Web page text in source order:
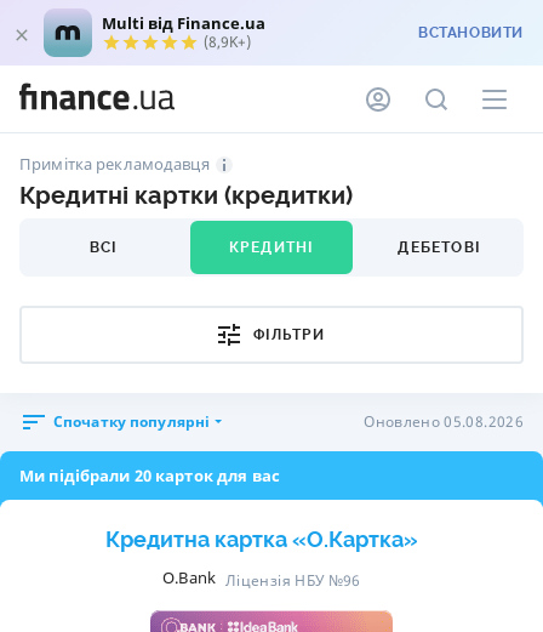
Multi від Finance.ua
(8,9K+) ВСТАНОВИТИ
Примітка рекламодавця
Кредитні картки (кредитки)
ВСІ КРЕДИТНІ ДЕБЕТОВІ
ФІЛЬТРИ
Спочатку популярні Оновлено 05.08.2026
Ми підібрали 20 карток для вас
Кредитна картка «O.Картка»
O.Bank Ліцензія НБУ №96